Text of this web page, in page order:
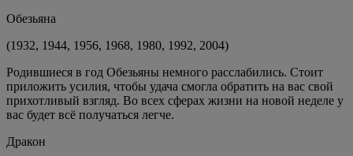
Обезьяна
(1932, 1944, 1956, 1968, 1980, 1992, 2004)
Родившиеся в год Обезьяны немного расслабились. Стоит
приложить усилия, чтобы удача смогла обратить на вас свой
прихотливый взгляд. Во всех сферах жизни на новой неделе у
вас будет всё получаться легче.
Дракон